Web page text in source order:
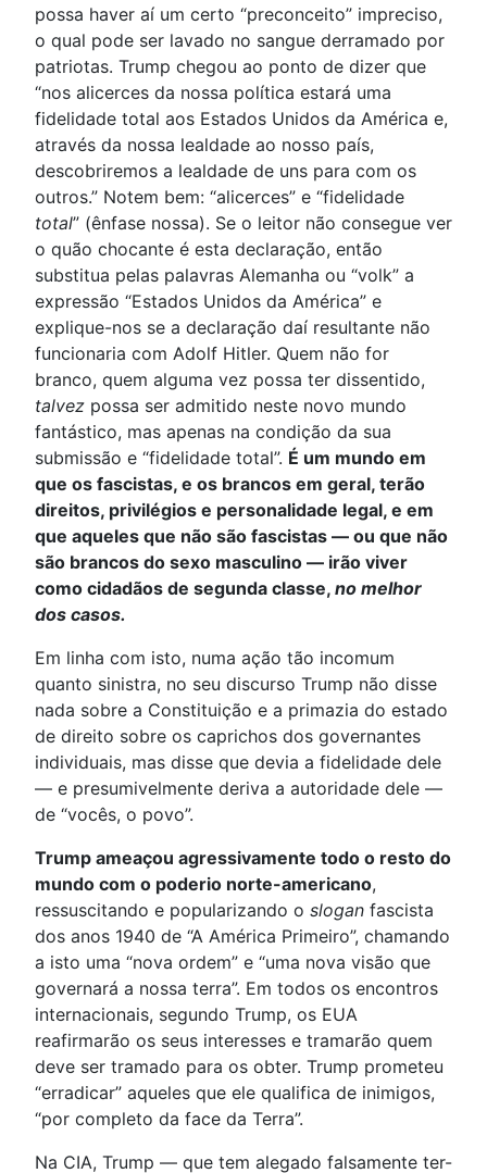
possa haver aí um certo “preconceito” impreciso,
o qual pode ser lavado no sangue derramado por
patriotas. Trump chegou ao ponto de dizer que
“nos alicerces da nossa política estará uma
fidelidade total aos Estados Unidos da América e,
através da nossa lealdade ao nosso país,
descobriremos a lealdade de uns para com os
outros.” Notem bem: “alicerces” e “fidelidade
total” (ênfase nossa). Se o leitor não consegue ver
o quão chocante é esta declaração, então
substitua pelas palavras Alemanha ou “volk” a
expressão “Estados Unidos da América” e
explique-nos se a declaração daí resultante não
funcionaria com Adolf Hitler. Quem não for
branco, quem alguma vez possa ter dissentido,
talvez possa ser admitido neste novo mundo
fantástico, mas apenas na condição da sua
submissão e “fidelidade total”. É um mundo em
que os fascistas, e os brancos em geral, terão
direitos, privilégios e personalidade legal, e em
que aqueles que não são fascistas — ou que não
são brancos do sexo masculino — irão viver
como cidadãos de segunda classe, no melhor
dos casos.
Em linha com isto, numa ação tão incomum
quanto sinistra, no seu discurso Trump não disse
nada sobre a Constituição e a primazia do estado
de direito sobre os caprichos dos governantes
individuais, mas disse que devia a fidelidade dele
— e presumivelmente deriva a autoridade dele —
de “vocês, o povo”.
Trump ameaçou agressivamente todo o resto do
mundo com o poderio norte-americano,
ressuscitando e popularizando o slogan fascista
dos anos 1940 de “A América Primeiro”, chamando
a isto uma “nova ordem” e “uma nova visão que
governará a nossa terra”. Em todos os encontros
internacionais, segundo Trump, os EUA
reafirmarão os seus interesses e tramarão quem
deve ser tramado para os obter. Trump prometeu
“erradicar” aqueles que ele qualifica de inimigos,
“por completo da face da Terra”.
Na CIA, Trump — que tem alegado falsamente ter-